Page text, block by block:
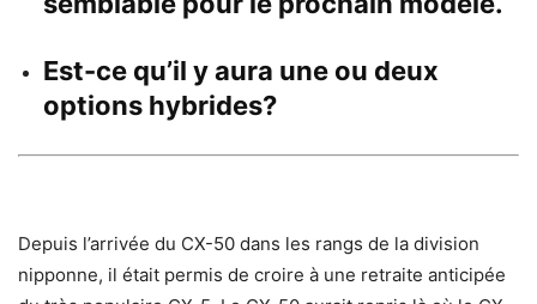
Est-ce qu’il y aura une ou deux
options hybrides?
Depuis l’arrivée du CX-50 dans les rangs de la division
nipponne, il était permis de croire à une retraite anticipée